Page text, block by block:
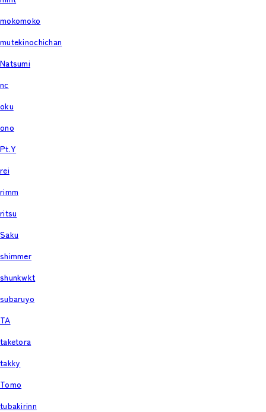
mokomoko
mutekinochichan
Natsumi
nc
oku
ono
Pt.Y
rei
rimm
ritsu
Saku
shimmer
shunkwkt
subaruyo
TA
taketora
takky
Tomo
tubakirinn